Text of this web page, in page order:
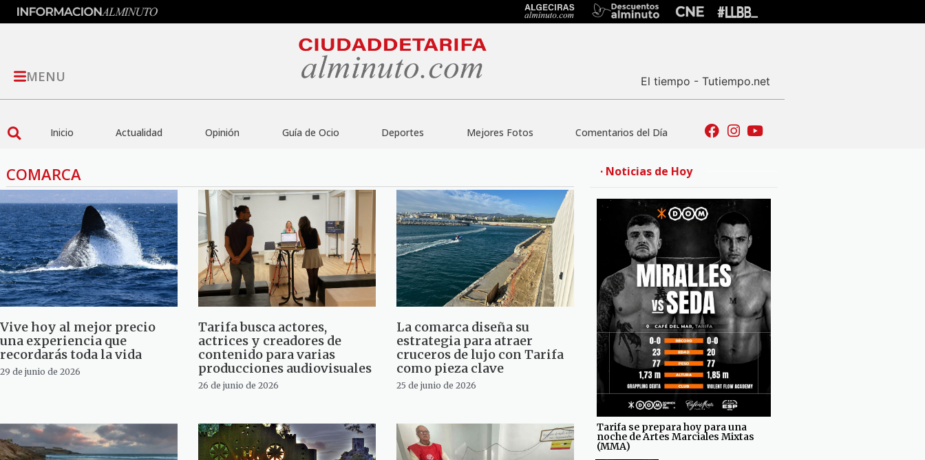
MENU El tiempo - Tutiempo.net
Inicio Actualidad Opinión Guía de Ocio Deportes Mejores Fotos Comentarios del Día
COMARCA
Vive hoy al mejor precio
una experiencia que
recordarás toda la vida
29 de junio de 2026
Tarifa busca actores,
actrices y creadores de
contenido para varias
producciones audiovisuales
26 de junio de 2026
La comarca diseña su
estrategia para atraer
cruceros de lujo con Tarifa
como pieza clave
25 de junio de 2026
· Noticias de Hoy
Tarifa se prepara hoy para una
noche de Artes Marciales Mixtas
(MMA)